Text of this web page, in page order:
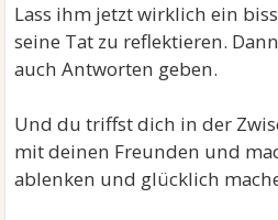
Lass ihm jetzt wirklich ein
seine Tat zu reflektieren.
auch Antworten geben.
Und du triffst dich in der
mit deinen Freunden und
ablenken und glücklich